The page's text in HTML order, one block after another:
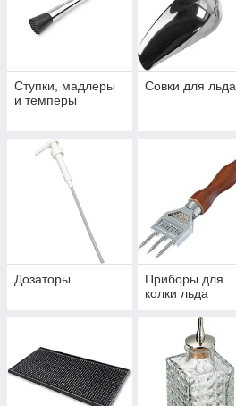
Cтупки, мадлеры
и темперы
Совки для льда
Дозаторы
Приборы для
колки льда